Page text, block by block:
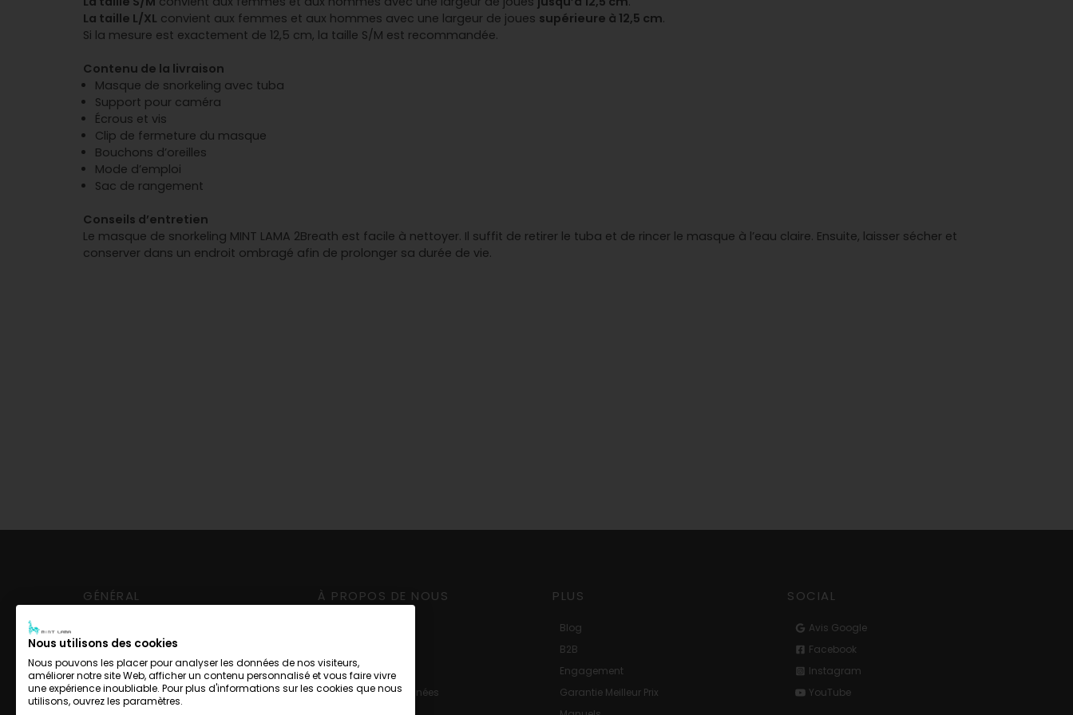
La taille L/XL convient aux femmes et aux hommes avec une largeur de joues supérieure à 12,5 cm.
Si la mesure est exactement de 12,5 cm, la taille S/M est recommandée.
Contenu de la livraison
Masque de snorkeling avec tuba
Support pour caméra
Écrous et vis
Clip de fermeture du masque
Bouchons d’oreilles
Mode d’emploi
Sac de rangement
Conseils d’entretien
Le masque de snorkeling MINT LAMA 2Breath est facile à nettoyer. Il suffit de retirer le tuba et de rincer le masque à l’eau claire. Ensuite, laisser sécher et
conserver dans un endroit ombragé afin de prolonger sa durée de vie.
GÉNÉRAL
Options de paiement
À PROPOS DE NOUS
CGV
Protection des données
PLUS
Blog
B2B
Engagement
Garantie Meilleur Prix
SOCIAL
Avis Google
Facebook
Instagram
YouTube
Nous utilisons des cookies
Nous pouvons les placer pour analyser les données de nos visiteurs,
améliorer notre site Web, afficher un contenu personnalisé et vous faire vivre
une expérience inoubliable. Pour plus d'informations sur les cookies que nous
utilisons, ouvrez les paramètres.